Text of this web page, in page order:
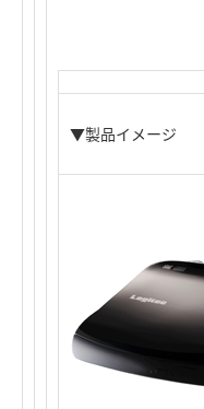
▼製品イメージ